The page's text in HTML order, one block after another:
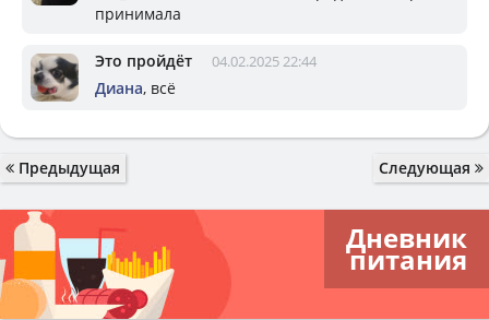
принимала
Это пройдёт 04.02.2025 22:44
Диана, всё
Предыдущая Следующая
Дневник
питания